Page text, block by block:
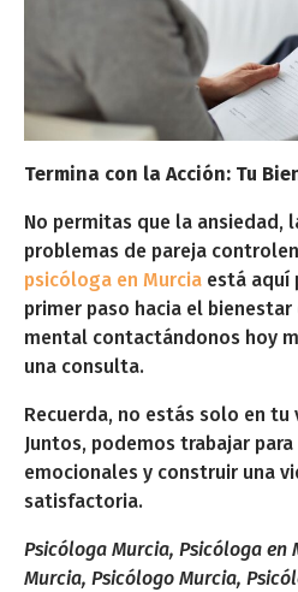
Termina con la Acción: Tu
No permitas que la ansiedad,
problemas de pareja
psicóloga en Murcia está aquí
primer paso hacia el
mental contactándonos hoy
una consulta.
Recuerda, no estás solo en tu
Juntos, podemos trabajar
emocionales y construir una
satisfactoria.
Psicóloga Murcia, Psicóloga en
Murcia, Psicólogo Murcia,